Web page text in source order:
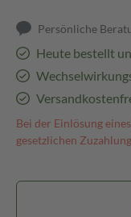
Persönliche
Heute bestellt
Bei der Einlösung
gesetzlichen